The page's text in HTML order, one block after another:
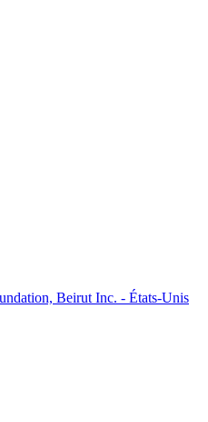
Beirut Inc. - États-Unis